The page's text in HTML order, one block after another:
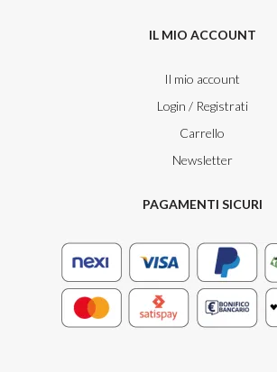
IL MIO ACCOUNT
Il mio account
Login / Registrati
Carrello
Newsletter
PAGAMENTI SICURI